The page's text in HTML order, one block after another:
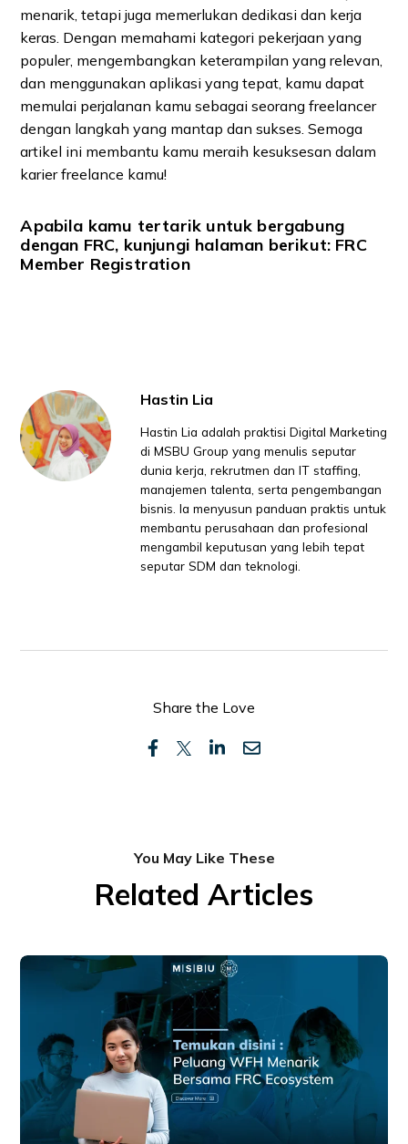
menarik, tetapi juga memerlukan dedikasi dan kerja
keras. Dengan memahami kategori pekerjaan yang
populer, mengembangkan keterampilan yang relevan,
dan menggunakan aplikasi yang tepat, kamu dapat
memulai perjalanan kamu sebagai seorang freelancer
dengan langkah yang mantap dan sukses. Semoga
artikel ini membantu kamu meraih kesuksesan dalam
karier freelance kamu!
Apabila kamu tertarik untuk bergabung
dengan FRC, kunjungi halaman berikut: FRC
Member Registration
Hastin Lia
Hastin Lia adalah praktisi Digital Marketing
di MSBU Group yang menulis seputar
dunia kerja, rekrutmen dan IT staffing,
manajemen talenta, serta pengembangan
bisnis. Ia menyusun panduan praktis untuk
membantu perusahaan dan profesional
mengambil keputusan yang lebih tepat
seputar SDM dan teknologi.
Share the Love
You May Like These
Related Articles